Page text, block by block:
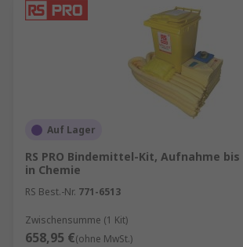
Auf Lager
RS PRO Bindemittel-Kit, Aufnahme bis
in Chemie
RS Best.-Nr. 771-6513
Zwischensumme (1 Kit)
658,95 €(ohne MwSt.)